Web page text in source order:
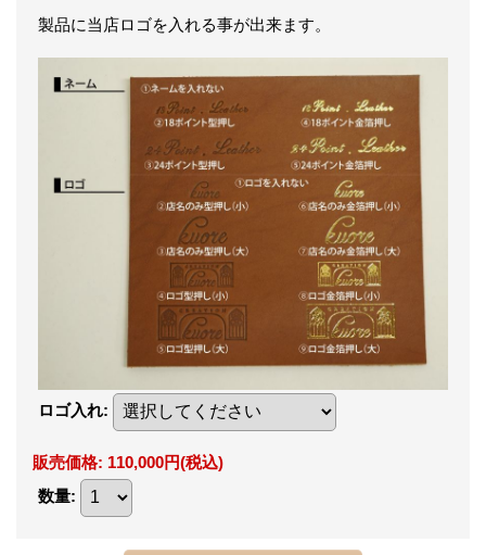
製品に当店ロゴを入れる事が出来ます。
ロゴ入れ:
販売価格: 110,000円(税込)
数量: